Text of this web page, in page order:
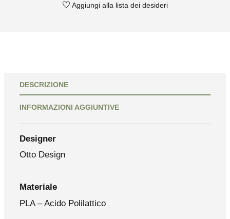
Aggiungi alla lista dei desideri
DESCRIZIONE
INFORMAZIONI AGGIUNTIVE
Designer
Otto Design
Materiale
PLA – Acido Polilattico